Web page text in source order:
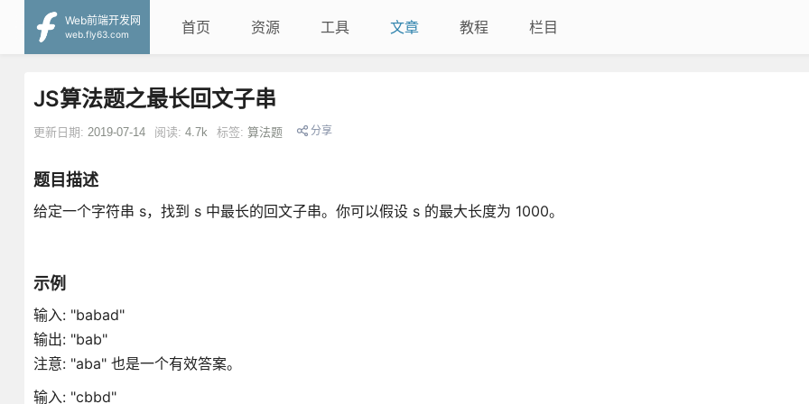
Web前端开发网
web.fly63.com
首页 资源 工具 文章 教程 栏目
JS算法题之最长回文子串
更新日期: 2019-07-14 阅读: 4.7k 标签: 算法题 分享
题目描述
给定一个字符串 s，找到 s 中最长的回文子串。你可以假设 s 的最大长度为 1000。
示例
输入: "babad"
输出: "bab"
注意: "aba" 也是一个有效答案。
输入: "cbbd"